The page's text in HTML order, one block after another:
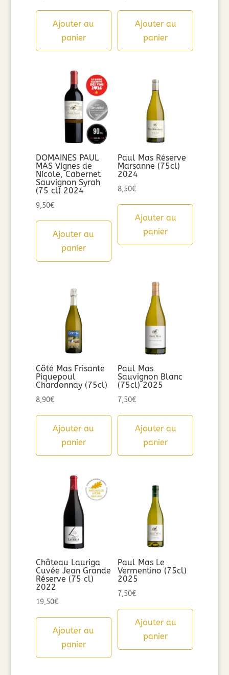
Ajouter au
panier
Ajouter au
panier
DOMAINES PAUL
MAS Vignes de
Nicole, Cabernet
Sauvignon Syrah
(75 cl) 2024
9,50€
Ajouter au
panier
Paul Mas Réserve
Marsanne (75cl)
2024
8,50€
Ajouter au
panier
Côté Mas Frisante
Piquepoul
Chardonnay (75cl)
8,90€
Ajouter au
panier
Paul Mas
Sauvignon Blanc
(75cl) 2025
7,50€
Ajouter au
panier
Château Lauriga
Cuvée Jean Grande
Réserve (75 cl)
2022
19,50€
Ajouter au
panier
Paul Mas Le
Vermentino (75cl)
2025
7,50€
Ajouter au
panier